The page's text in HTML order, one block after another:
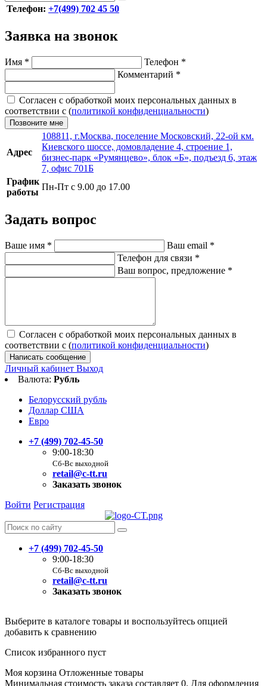
Телефон: +7(499) 702 45 50
Заявка на звонок
Имя * Телефон *
Комментарий *
Согласен с обработкой моих персональных данных в
соответствии с (политикой конфиденциальности)
Позвоните мне
Адрес
108811, г.Москва, поселение Московский, 22-ой км.
Киевского шоссе, домовладение 4, строение 1,
бизнес-парк «Румянцево», блок «Б», подъезд 6, этаж
7, офис 701Б
График
работы
Пн-Пт с 9.00 до 17.00
Задать вопрос
Ваше имя * Ваш email *
Телефон для связи *
Ваш вопрос, предложение *
Согласен с обработкой моих персональных данных в
соответствии с (политикой конфиденциальности)
Написать сообщение
Личный кабинет Выход
Валюта: Рубль
Белорусский рубль
Доллар США
Евро
+7 (499) 702-45-50
9:00-18:30
Сб-Вс выходной
retail@c-tt.ru
Заказать звонок
Войти Регистрация
+7 (499) 702-45-50
9:00-18:30
Сб-Вс выходной
retail@c-tt.ru
Заказать звонок
Выберите в каталоге товары и воспользуйтесь опцией
добавить к сравнению
Список избранного пуст
Моя корзина Отложенные товары
Минимальная стоимость заказа составляет 0. Для оформления